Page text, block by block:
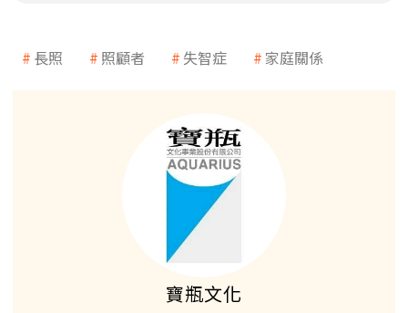
長照 照顧者 失智症 家庭關係
寶瓶文化